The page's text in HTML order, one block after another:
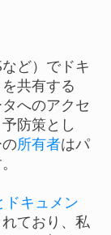
ど）でドキ
共有する
へのアクセ
防策とし
所有者はパ
ドキュメン
ており、私